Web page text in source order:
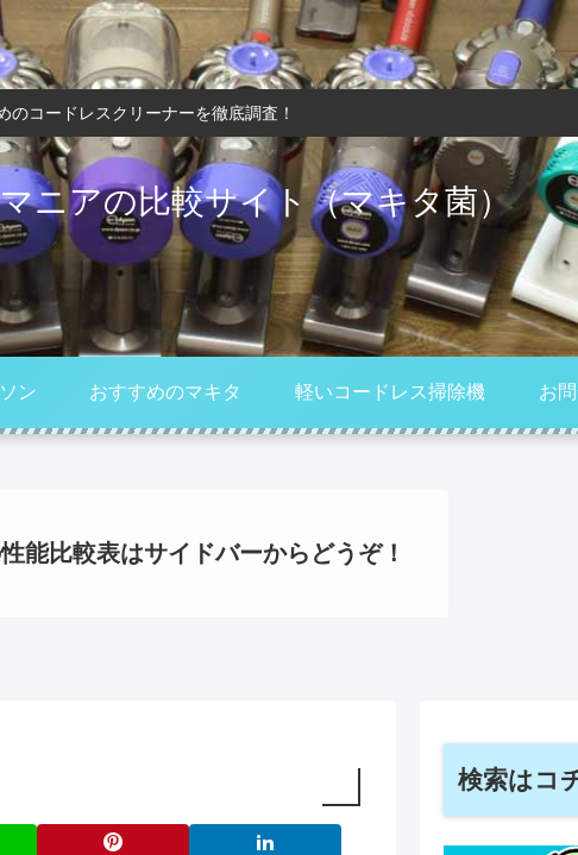
のコードレスクリーナーを徹底調査！
ニアの比較サイト（マキタ菌）
ン おすすめのマキタ 軽いコードレス掃除機 お
能比較表はサイドバーからどうぞ！
検索はコ